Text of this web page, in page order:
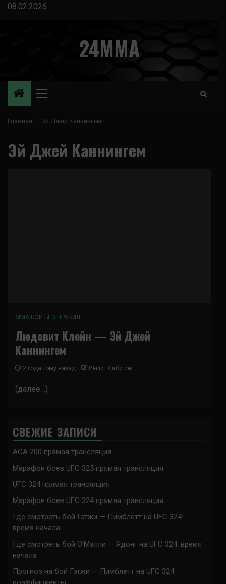
Перейти
08.02.2026
24MMA
Основное
Главная Эй Джей Каннингем
Эй Джей Каннингем
ММА БОИ БЕЗ ПРАВИЛ
Людовит Клейн — Эй Джей
Каннингем
2 года тому назад Решит Сабитов
(далее…)
СВЕЖИЕ ЗАПИСИ
ACA 200 прямая трансляция
Марафон боев UFC 325 прямая трансляция
UFC 324 прямая трансляция
Марафон боев UFC 324 прямая трансляция
Где смотреть бой Гэтжи — Пимблетт на UFC 324:
время начала
Где смотреть бой О’Мэлли — Ядонг на UFC 324: время
начала
Прогноз на бой Гэтжи — Пимблетт на UFC 324: